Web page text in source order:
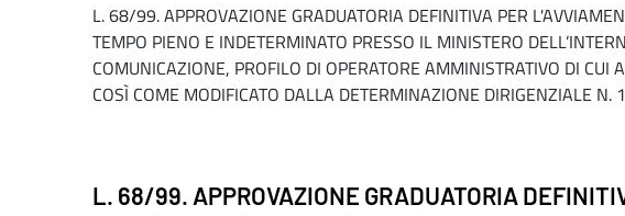
L. 68/99. APPROVAZIONE GRADUATORIA DEFINITIVA PER
TEMPO PIENO E INDETERMINATO PRESSO IL MINISTERO
COMUNICAZIONE, PROFILO DI OPERATORE AMMINISTRATIVO DI
COSÌ COME MODIFICATO DALLA DETERMINAZIONE DIRIGENZIALE
L. 68/99. APPROVAZIONE GRADUATORIA